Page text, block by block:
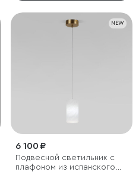
NEW
6 100 ₽
Подвесной светильник с
плафоном из испанского